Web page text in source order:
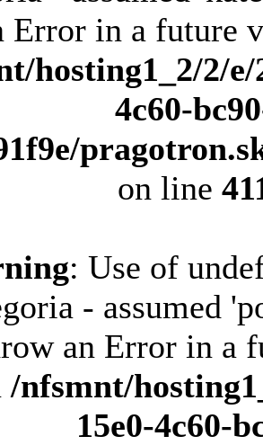
Error in a future
hosting1_2/2/e/
4c60-
on line
: Use of
- assumed
an Error in a
/nfsmnt/
15e0-4c60-